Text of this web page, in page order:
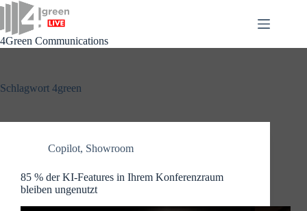
Zum
Inhalt
springen
4Green Communications
Schlagwort 4green
Copilot, Showroom
85 % der KI-Features in Ihrem Konferenzraum
bleiben ungenutzt